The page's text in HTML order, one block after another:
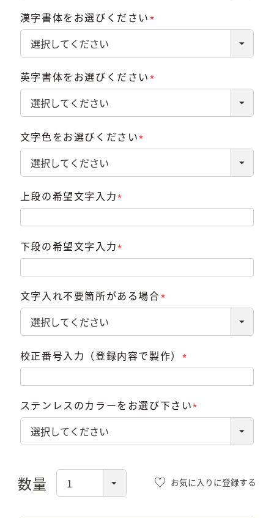
漢字書体をお選びください
英字書体をお選びください
文字色をお選びください
上段の希望文字入力
須)
下段の希望文字入力
須)
文字入れ不要箇所がある場合
校正番号入力（登録内容で製作）
須)
ステンレスのカラーをお選び下さい
お気に入りに登録する